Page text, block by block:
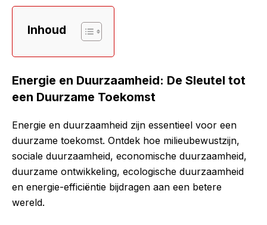
Inhoud
Energie en Duurzaamheid: De Sleutel tot
een Duurzame Toekomst
Energie en duurzaamheid zijn essentieel voor een
duurzame toekomst. Ontdek hoe milieubewustzijn,
sociale duurzaamheid, economische duurzaamheid,
duurzame ontwikkeling, ecologische duurzaamheid
en energie-efficiëntie bijdragen aan een betere
wereld.